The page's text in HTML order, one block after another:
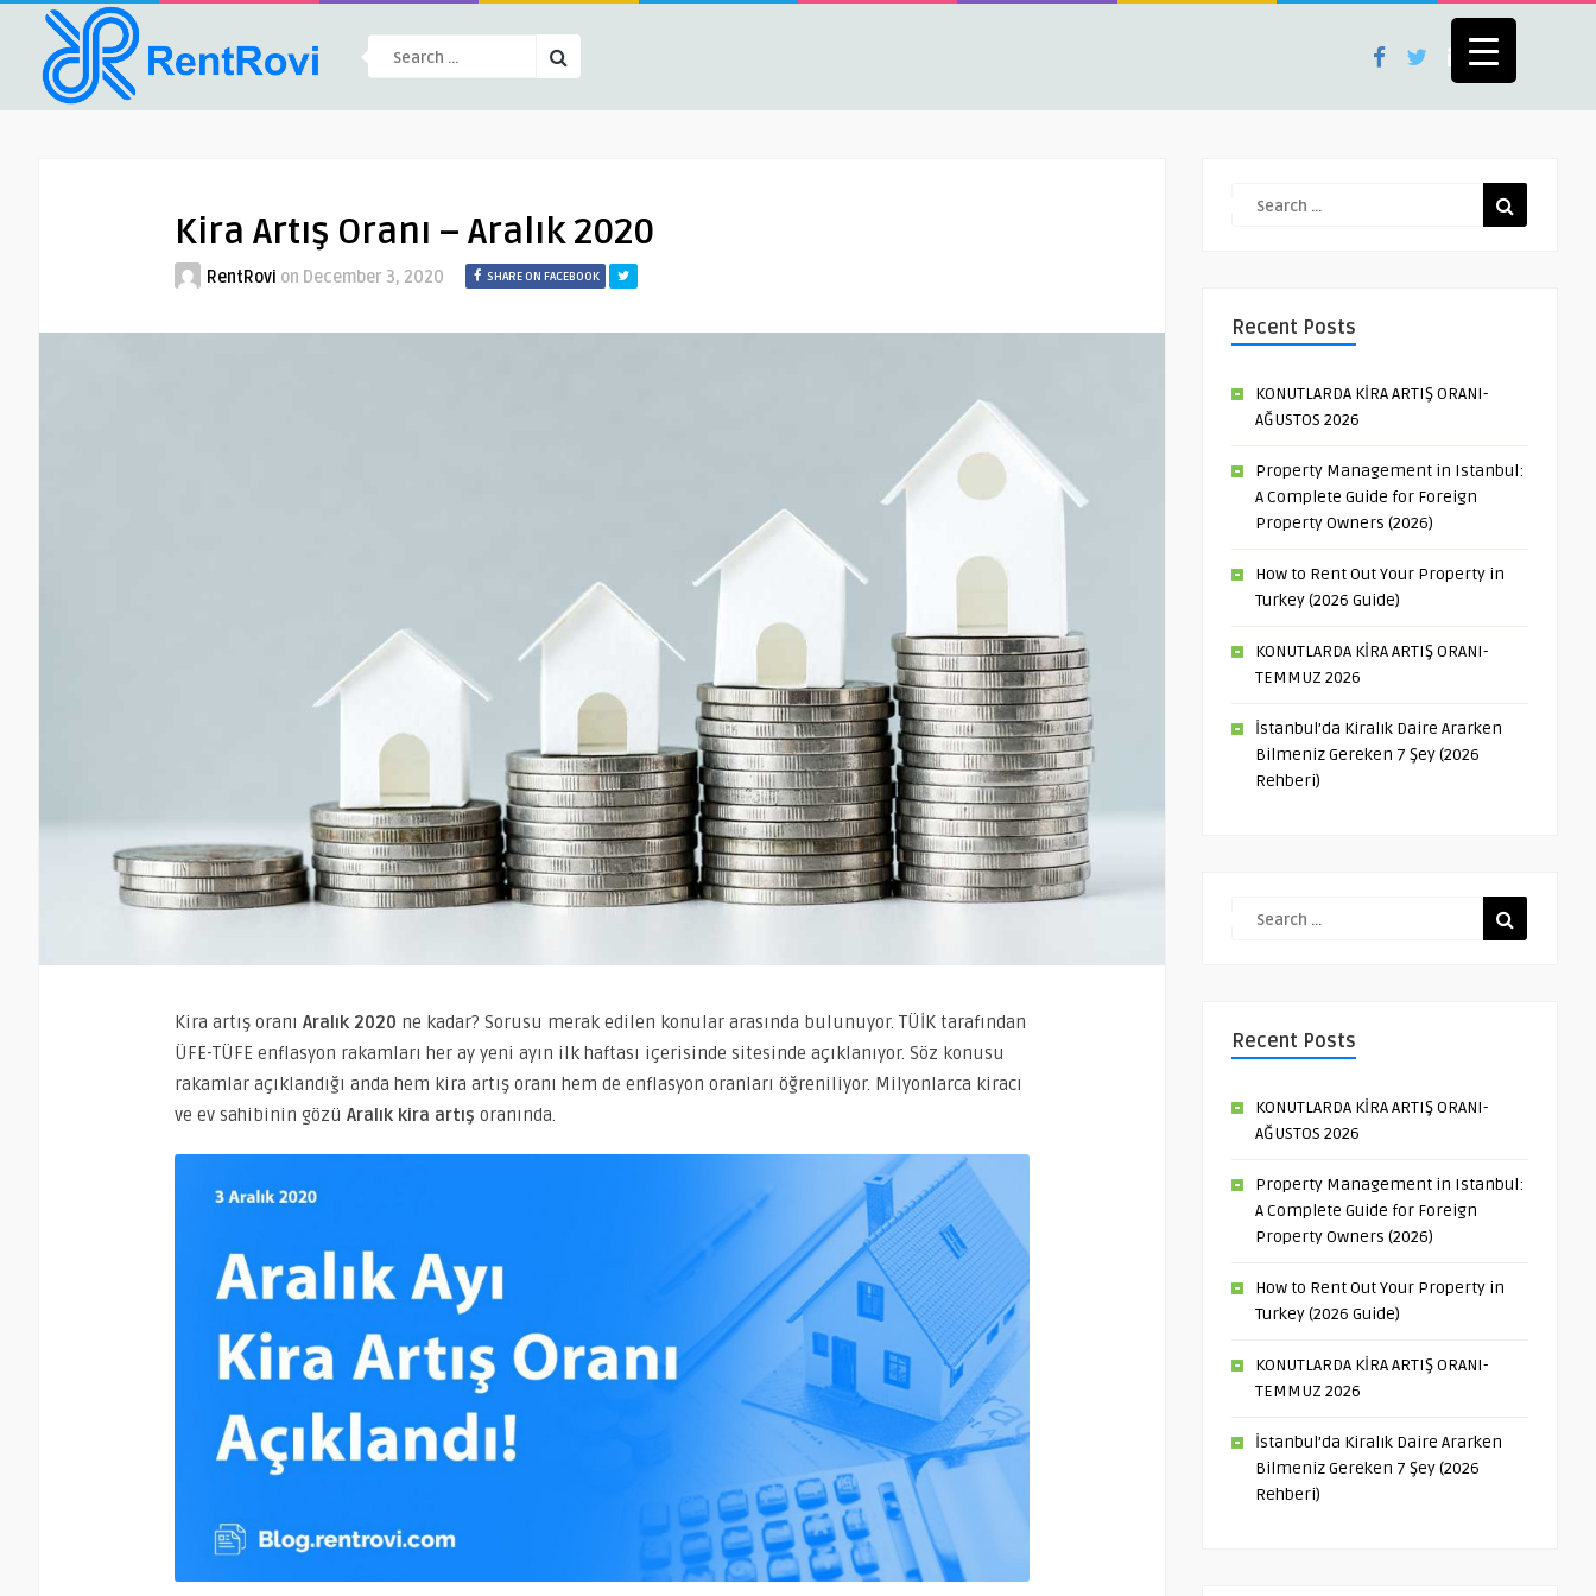
Kira Artış Oranı – Aralık 2020
RentRovi on December 3, 2020 SHARE ON FACEBOOK
Kira artış oranı Aralık 2020 ne kadar? Sorusu merak edilen konular arasında bulunuyor. TÜİK tarafından
ÜFE-TÜFE enflasyon rakamları her ay yeni ayın ilk haftası içerisinde sitesinde açıklanıyor. Söz konusu
rakamlar açıklandığı anda hem kira artış oranı hem de enflasyon oranları öğreniliyor. Milyonlarca kiracı
ve ev sahibinin gözü Aralık kira artış oranında.
Recent Posts
KONUTLARDA KİRA ARTIŞ ORANI-
AĞUSTOS 2026
Property Management in Istanbul:
A Complete Guide for Foreign
Property Owners (2026)
How to Rent Out Your Property in
Turkey (2026 Guide)
KONUTLARDA KİRA ARTIŞ ORANI-
TEMMUZ 2026
İstanbul’da Kiralık Daire Ararken
Bilmeniz Gereken 7 Şey (2026
Rehberi)
Recent Posts
KONUTLARDA KİRA ARTIŞ ORANI-
AĞUSTOS 2026
Property Management in Istanbul:
A Complete Guide for Foreign
Property Owners (2026)
How to Rent Out Your Property in
Turkey (2026 Guide)
KONUTLARDA KİRA ARTIŞ ORANI-
TEMMUZ 2026
İstanbul’da Kiralık Daire Ararken
Bilmeniz Gereken 7 Şey (2026
Rehberi)